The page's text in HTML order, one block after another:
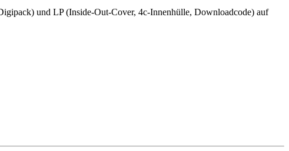
und LP (Inside-Out-Cover, 4c-Innenhülle, Downloadcode) auf